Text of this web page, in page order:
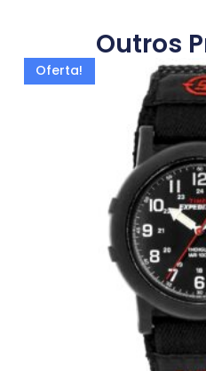
Outros
Oferta!